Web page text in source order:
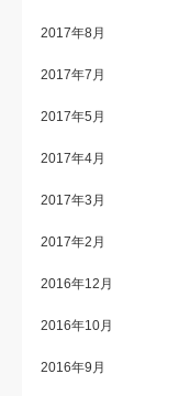
2017年8月
2017年7月
2017年5月
2017年4月
2017年3月
2017年2月
2016年12月
2016年10月
2016年9月